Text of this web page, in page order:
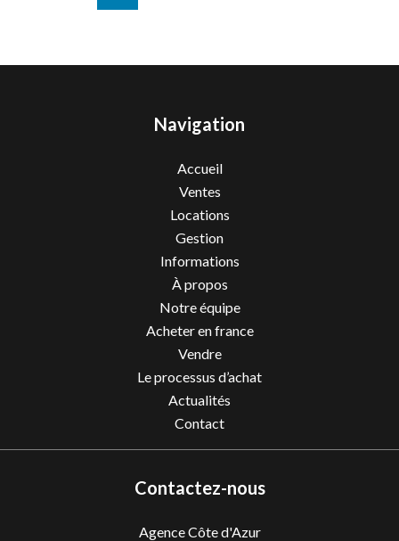
Navigation
Accueil
Ventes
Locations
Gestion
Informations
À propos
Notre équipe
Acheter en france
Vendre
Le processus d’achat
Actualités
Contact
Contactez-nous
Agence Côte d'Azur